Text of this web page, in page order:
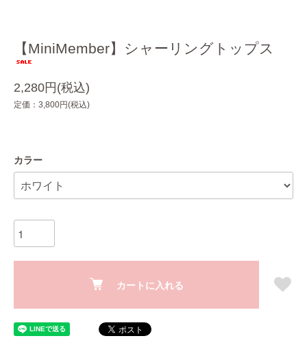
【MiniMember】シャーリングトップス
2,280円(税込)
定価：3,800円(税込)
カラー
カートに入れる